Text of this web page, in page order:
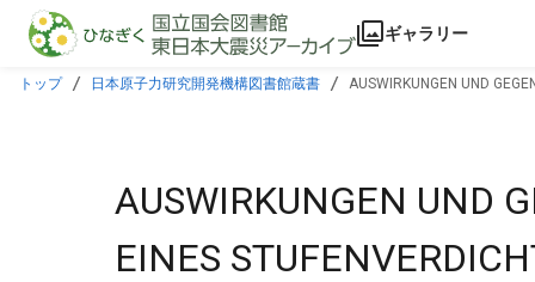
本文に飛ぶ
ギャラリー
トップ 日本原子力研究開発機構図書館蔵書 AUSWIRKUNGEN UND
AUSWIRKUNGEN UND
EINES